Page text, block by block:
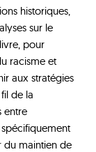
historiques,
sur le
pour
racisme et
aux stratégies
de la
entre
du maintien de